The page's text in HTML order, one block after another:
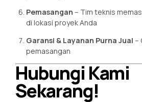
Pemasangan – Tim teknis
di lokasi proyek Anda
Garansi & Layanan Purna Jual –
pemasangan
Hubungi Kami
Sekarang!